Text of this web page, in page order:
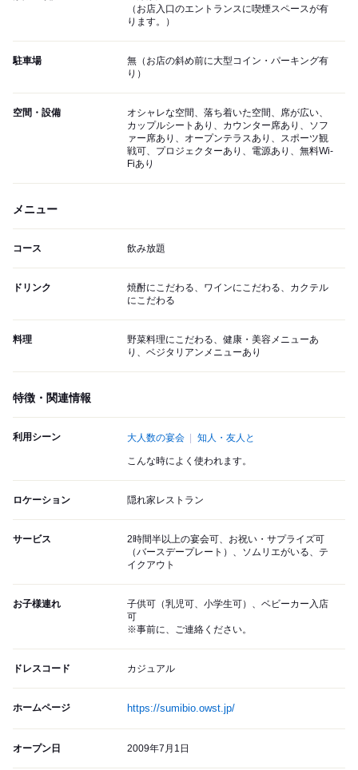
（お店入口のエントランスに喫煙スペースが有
ります。）
駐車場
無（お店の斜め前に大型コイン・パーキング有
り）
空間・設備
オシャレな空間、落ち着いた空間、席が広い、
カップルシートあり、カウンター席あり、ソフ
ァー席あり、オープンテラスあり、スポーツ観
戦可、プロジェクターあり、電源あり、無料Wi-
Fiあり
メニュー
コース 飲み放題
ドリンク
焼酎にこだわる、ワインにこだわる、カクテル
にこだわる
料理
野菜料理にこだわる、健康・美容メニューあ
り、ベジタリアンメニューあり
特徴・関連情報
利用シーン 大人数の宴会 知人・友人と
こんな時によく使われます。
ロケーション 隠れ家レストラン
サービス
2時間半以上の宴会可、お祝い・サプライズ可
（バースデープレート）、ソムリエがいる、テ
イクアウト
お子様連れ
子供可（乳児可、小学生可）、ベビーカー入店
可
※事前に、ご連絡ください。
ドレスコード カジュアル
ホームページ https://sumibio.owst.jp/
オープン日 2009年7月1日